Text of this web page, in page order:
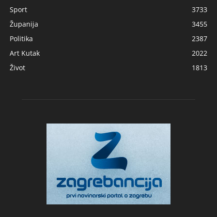
Sport
3733
Županija
3455
Politika
2387
Art Kutak
2022
Život
1813